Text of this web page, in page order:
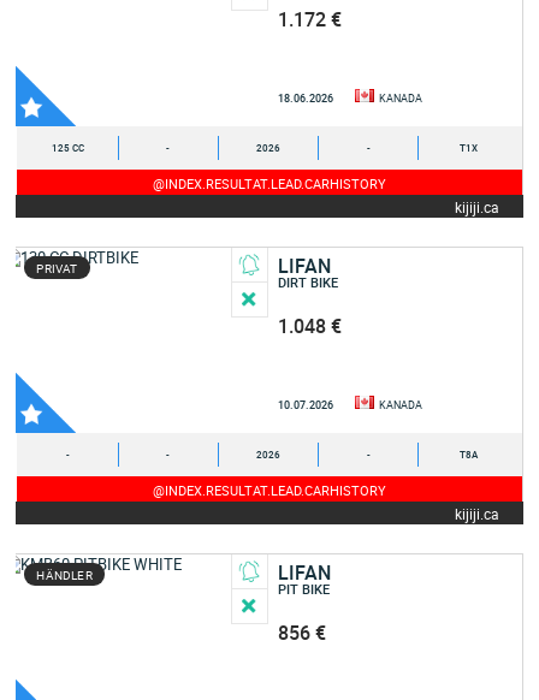
1.172 €
18.06.2026 KANADA
125 CC - 2026 - T1X
@INDEX.RESULTAT.LEAD.CARHISTORY
kijiji.ca
PRIVAT LIFAN
DIRT BIKE
1.048 €
10.07.2026 KANADA
- - 2026 - T8A
@INDEX.RESULTAT.LEAD.CARHISTORY
kijiji.ca
HÄNDLER LIFAN
PIT BIKE
856 €